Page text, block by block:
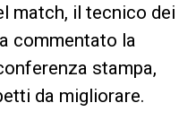
match, il tecnico dei
commentato la
stampa,
da migliorare.